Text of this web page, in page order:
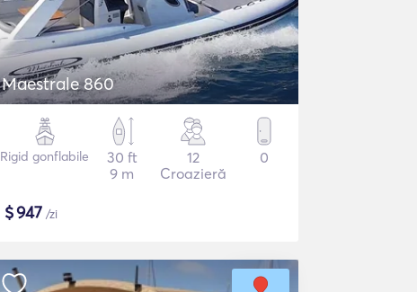
Maestrale 860
Rigid gonflabile
30 ft
9 m
12
Croazieră
0
$947 /zi